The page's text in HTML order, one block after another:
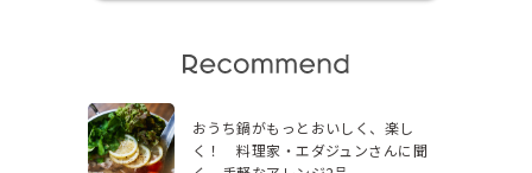
おうち鍋がもっとおいしく、楽し
く！ 料理家・エダジュンさんに聞